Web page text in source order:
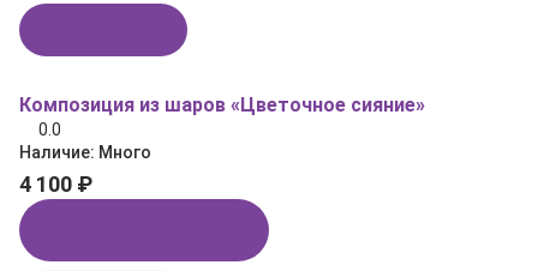
Композиция из шаров «Цветочное сияние»
0.0
Наличие: Много
4 100 ₽